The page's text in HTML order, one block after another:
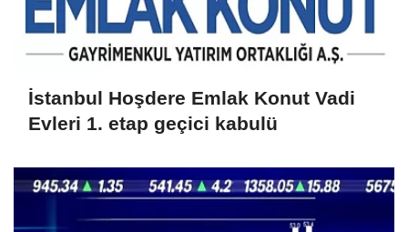
İstanbul Hoşdere Emlak Konut Vadi
Evleri 1. etap geçici kabulü